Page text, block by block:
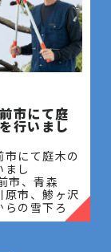
市にて庭
行いまし
市にて庭木の
まし
市、青森
原市、鯵ヶ沢
らの雪下ろ
排雪などの作